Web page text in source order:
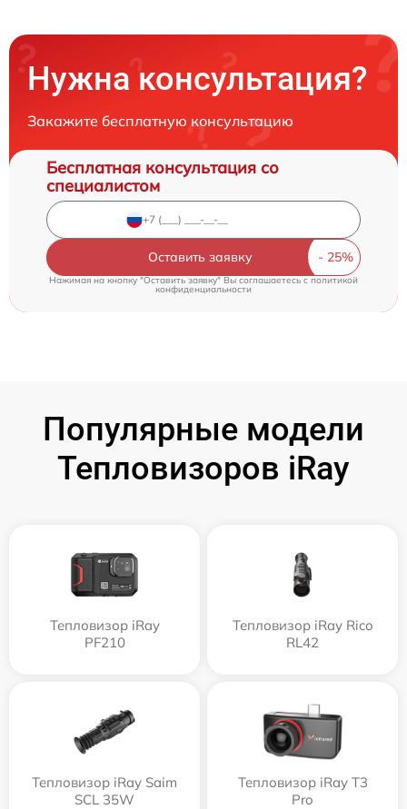
Нужна консультация?
Закажите бесплатную консультацию
Бесплатная консультация со
специалистом
Оставить заявку
Нажимая на кнопку "Оставить заявку" Вы соглашаетесь cполитикой
конфиденциальности
Популярные модели
Тепловизоров iRay
Тепловизор iRay
PF210
Тепловизор iRay Rico
RL42
Тепловизор iRay Saim
SCL 35W
Тепловизор iRay T3
Pro